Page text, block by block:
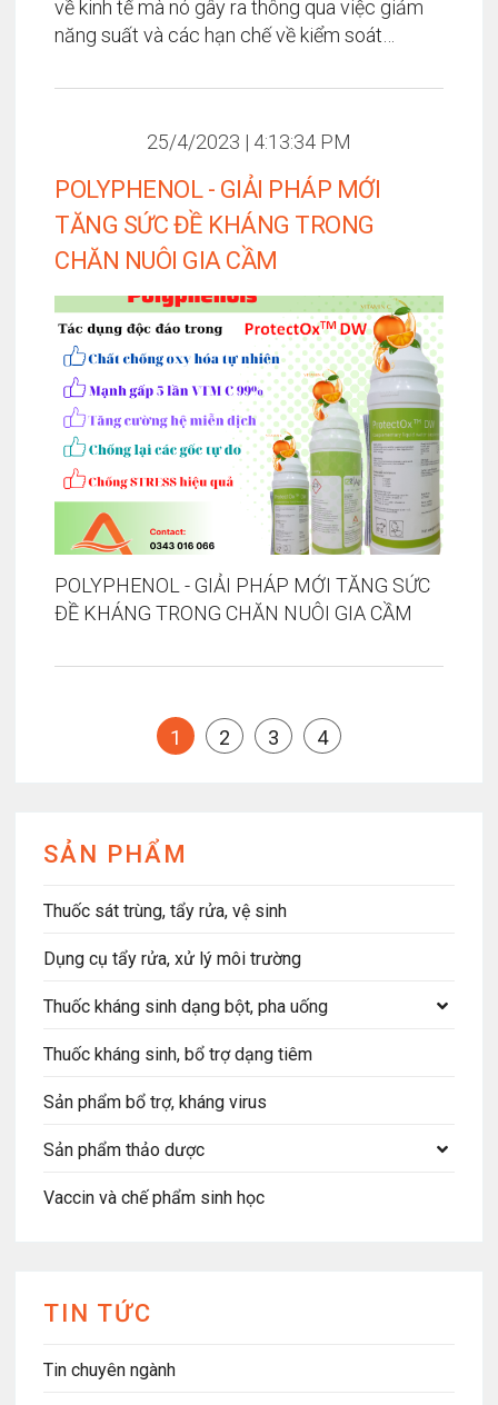
về kinh tế mà nó gây ra thông qua việc giảm
năng suất và các hạn chế về kiểm soát
trong vấn đề xuất nhập khẩu thịt heo đối với
25/4/2023 | 4:13:34 PM
POLYPHENOL - GIẢI PHÁP MỚI
TĂNG SỨC ĐỀ KHÁNG TRONG
CHĂN NUÔI GIA CẦM
POLYPHENOL - GIẢI PHÁP MỚI TĂNG SỨC
ĐỀ KHÁNG TRONG CHĂN NUÔI GIA CẦM
1 2 3 4
SẢN PHẨM
Thuốc sát trùng, tẩy rửa, vệ sinh
Dụng cụ tẩy rửa, xử lý môi trường
Thuốc kháng sinh dạng bột, pha uống
Thuốc kháng sinh, bổ trợ dạng tiêm
Sản phẩm bổ trợ, kháng virus
Sản phẩm thảo dược
Vaccin và chế phẩm sinh học
TIN TỨC
Tin chuyên ngành